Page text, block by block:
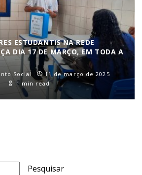
ESTUDANTIS NA REDE
DIA 17 DE MARÇO, EM TODA A
Social
11 de março de 2025
1 min read
Pesquisar